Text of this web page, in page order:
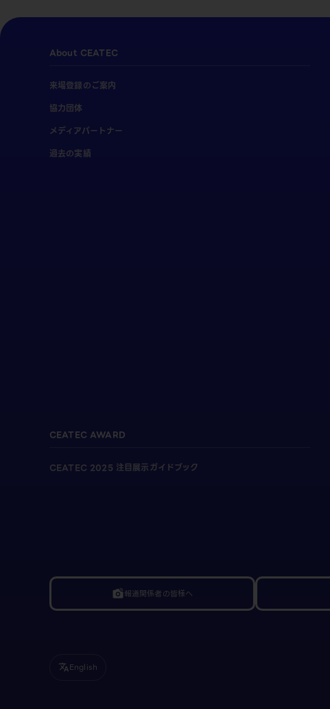
About CEATEC
来場登録のご案内
協力団体
メディアパートナー
過去の実績
CEATEC AWARD
CEATEC 2025 注目展示ガイドブック
linked_camera報道関係者の皆様へ
translateEnglish